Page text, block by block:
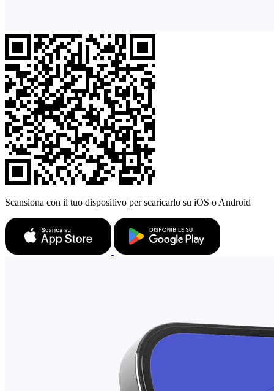
Scansiona con il tuo dispositivo per scaricarlo su iOS o Android